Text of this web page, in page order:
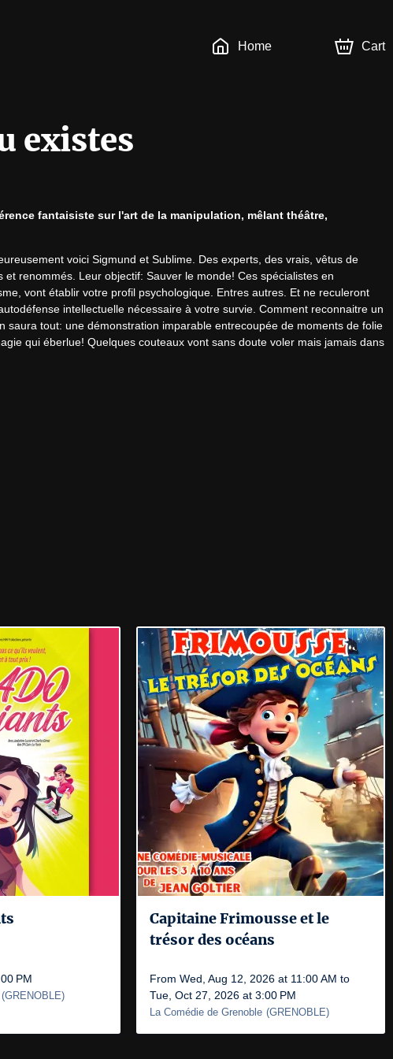
Home Cart
existes
fantaisiste sur l'art de la manipulation, mêlant théâtre,
voici Sigmund et Sublime. Des experts, des vrais, vêtus de
renommés. Leur objectif: Sauver le monde! Ces spécialistes en
vont établir votre profil psychologique. Entres autres. Et ne reculeront
intellectuelle nécessaire à votre survie. Comment reconnaitre un
saura tout: une démonstration imparable entrecoupée de moments de folie
qui éberlue! Quelques couteaux vont sans doute voler mais jamais dans
PM
(GRENOBLE)
Capitaine Frimousse et le
trésor des océans
From Wed, Aug 12, 2026 at 11:00 AM to
Tue, Oct 27, 2026 at 3:00 PM
La Comédie de Grenoble (GRENOBLE)